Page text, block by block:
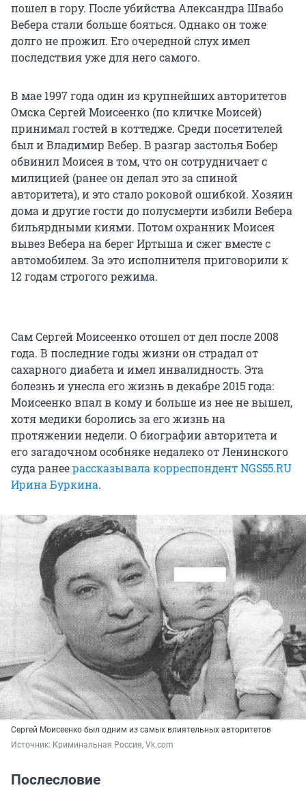
пошел в гору. После убийства Александра Швабо
Вебера стали больше бояться. Однако он тоже
долго не прожил. Его очередной слух имел
последствия уже для него самого.
В мае 1997 года один из крупнейших авторитетов
Омска Сергей Моисеенко (по кличке Моисей)
принимал гостей в коттедже. Среди посетителей
был и Владимир Вебер. В разгар застолья Бобер
обвинил Моисея в том, что он сотрудничает с
милицией (ранее он делал это за спиной
авторитета), и это стало роковой ошибкой. Хозяин
дома и другие гости до полусмерти избили Вебера
бильярдными киями. Потом охранник Моисея
вывез Вебера на берег Иртыша и сжег вместе с
автомобилем. За это исполнителя приговорили к
12 годам строгого режима.
Сам Сергей Моисеенко отошел от дел после 2008
года. В последние годы жизни он страдал от
сахарного диабета и имел инвалидность. Эта
болезнь и унесла его жизнь в декабре 2015 года:
Моисеенко впал в кому и больше из нее не вышел,
хотя медики боролись за его жизнь на
протяжении недели. О биографии авторитета и
его загадочном особняке недалеко от Ленинского
суда ранеерассказывала корреспондент NGS55.RU
Ирина Буркина.
Сергей Моисеенко был одним из самых влиятельных авторитетов
Источник: Криминальная Россия, Vk.com
Послесловие